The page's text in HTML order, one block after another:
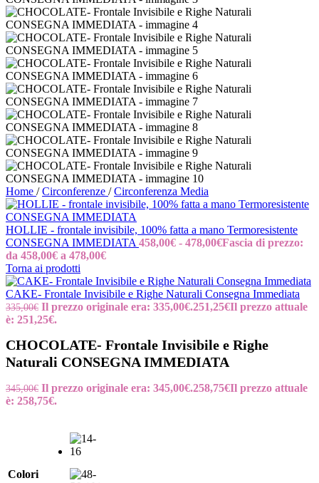
Home / Circonferenze / Circonferenza Media
HOLLIE - frontale invisibile, 100% fatta a mano Termoresistente
CONSEGNA IMMEDIATA 458,00€ - 478,00€Fascia di prezzo:
da 458,00€ a 478,00€
Torna ai prodotti
CAKE- Frontale Invisibile e Righe Naturali Consegna Immediata
335,00€ Il prezzo originale era: 335,00€.251,25€Il prezzo attuale
è: 251,25€.
CHOCOLATE- Frontale Invisibile e Righe
Naturali CONSEGNA IMMEDIATA
345,00€ Il prezzo originale era: 345,00€.258,75€Il prezzo attuale
è: 258,75€.
Colori